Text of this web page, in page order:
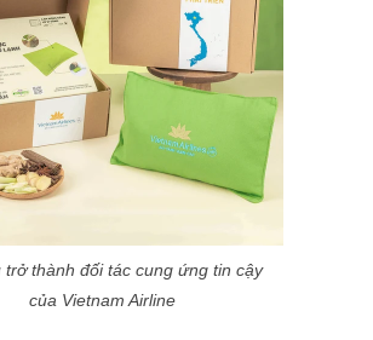
trở thành đối tác cung ứng tin cậy
của Vietnam Airline